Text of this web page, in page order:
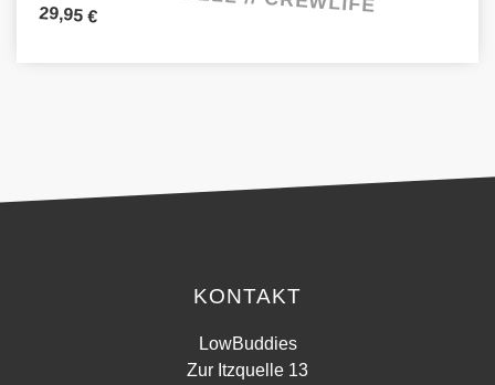
29,95€
KONTAKT
LowBuddies
Zur Itzquelle 13